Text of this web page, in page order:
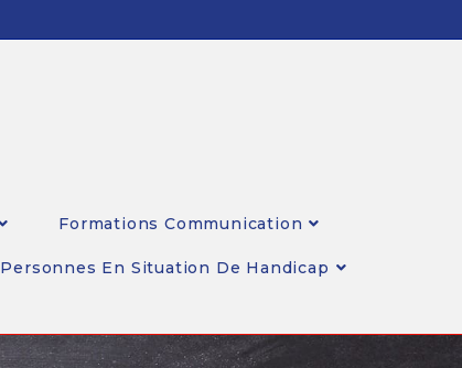
Formations Communication
Personnes En Situation De Handicap